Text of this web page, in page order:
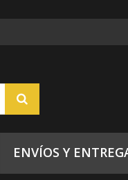
ENVÍOS Y